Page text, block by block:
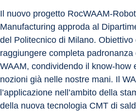
Il nuovo progetto RocWAAM-
Manufacturing approda al
del Politecnico di Milano. Obiettivo
raggiungere completa
WAAM, condividendo il know-how
nozioni già nelle nostre mani. Il
l’applicazione nell’ambito della
della nuova tecnologia CMT di